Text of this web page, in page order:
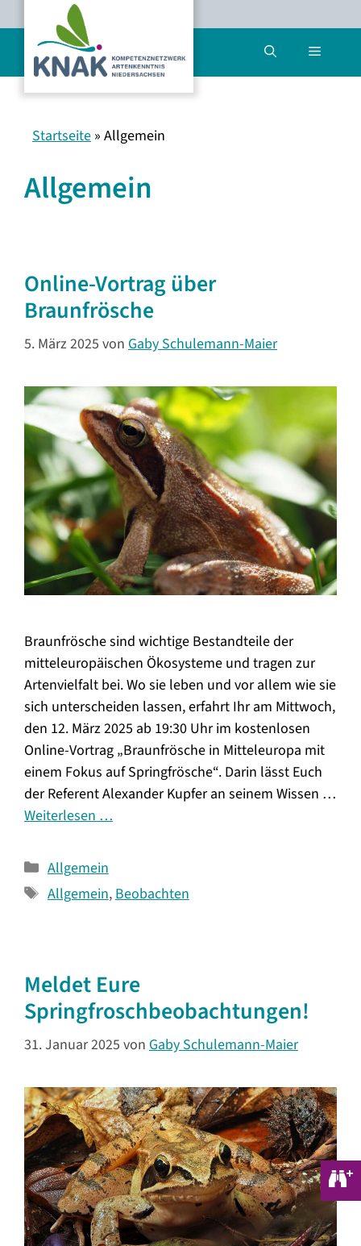
Inhalt
springen
Menü
Startseite » Allgemein
Allgemein
Online-Vortrag über
Braunfrösche
5. März 2025 von Gaby Schulemann-Maier
Braunfrösche sind wichtige Bestandteile der
mitteleuropäischen Ökosysteme und tragen zur
Artenvielfalt bei. Wo sie leben und vor allem wie sie
sich unterscheiden lassen, erfahrt Ihr am Mittwoch,
den 12. März 2025 ab 19:30 Uhr im kostenlosen
Online-Vortrag „Braunfrösche in Mitteleuropa mit
einem Fokus auf Springfrösche“. Darin lässt Euch
der Referent Alexander Kupfer an seinem Wissen …
Weiterlesen …
Kategorien
Allgemein
Schlagwörter
Allgemein, Beobachten
Meldet Eure
Springfroschbeobachtungen!
31. Januar 2025 von Gaby Schulemann-Maier